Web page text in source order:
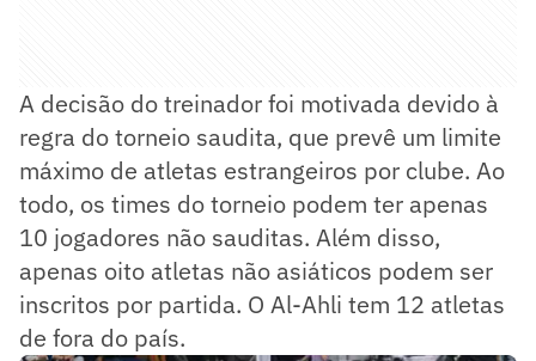
A decisão do treinador foi motivada devido à
regra do torneio saudita, que prevê um limite
máximo de atletas estrangeiros por clube. Ao
todo, os times do torneio podem ter apenas
10 jogadores não sauditas. Além disso,
apenas oito atletas não asiáticos podem ser
inscritos por partida. O Al-Ahli tem 12 atletas
de fora do país.